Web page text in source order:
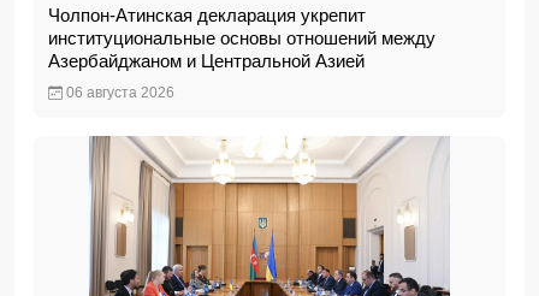
Чолпон-Атинская декларация укрепит
институциональные основы отношений между
Азербайджаном и Центральной Азией
06 августа 2026